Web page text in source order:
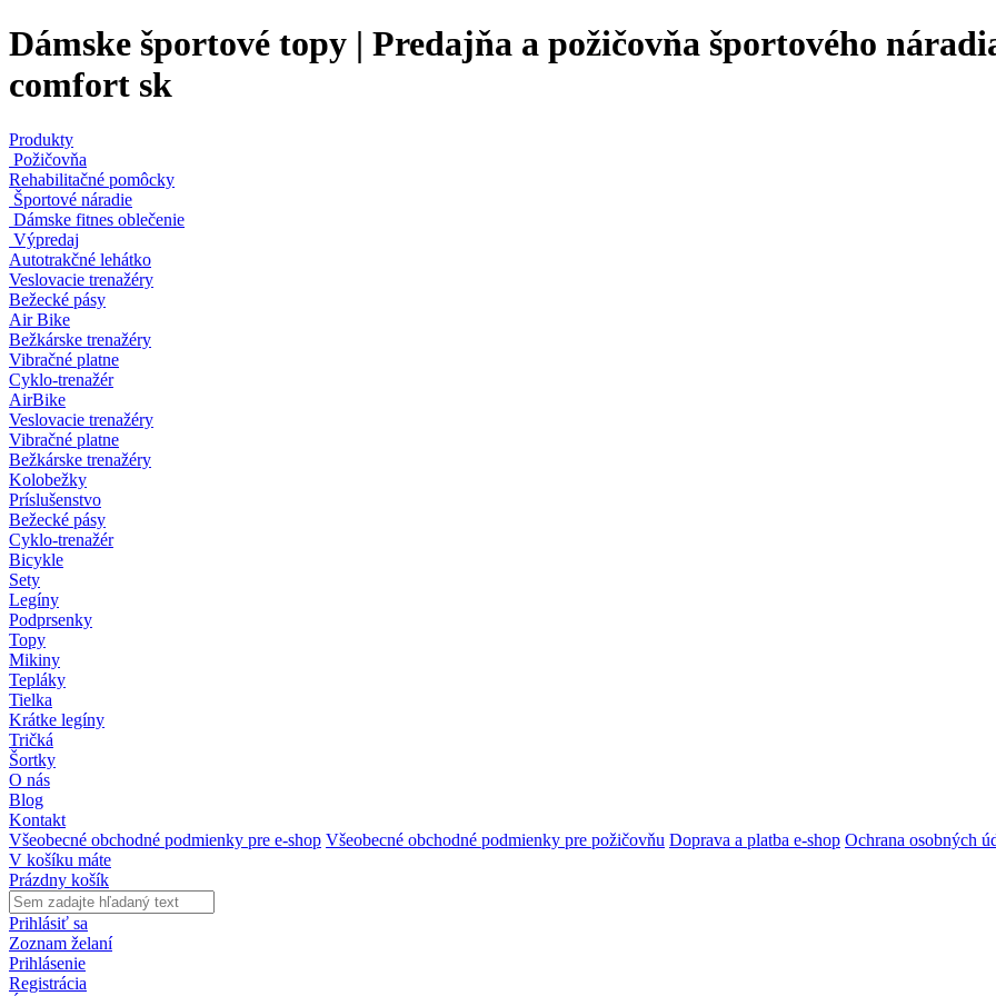
Dámske športové topy | Predajňa a požičovňa športového
comfort sk
Produkty
Požičovňa
Rehabilitačné pomôcky
Športové náradie
Dámske fitnes oblečenie
Výpredaj
Autotrakčné lehátko
Veslovacie trenažéry
Bežecké pásy
Air Bike
Bežkárske trenažéry
Vibračné platne
Cyklo-trenažér
AirBike
Veslovacie trenažéry
Vibračné platne
Bežkárske trenažéry
Kolobežky
Príslušenstvo
Bežecké pásy
Cyklo-trenažér
Bicykle
Sety
Legíny
Podprsenky
Topy
Mikiny
Tepláky
Tielka
Krátke legíny
Tričká
Šortky
O nás
Blog
Kontakt
Všeobecné obchodné podmienky pre e-shop Všeobecné obchodné podmienky pre požičovňu Doprava a platba e-shop Ochrana osobných
V košíku máte
Prázdny košík
Prihlásiť sa
Zoznam želaní
Prihlásenie
Registrácia